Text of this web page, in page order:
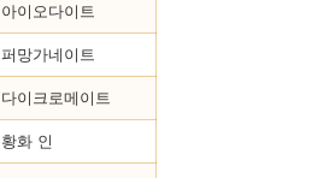
아이오다이트
퍼망가네이트
다이크로메이트
황화 인